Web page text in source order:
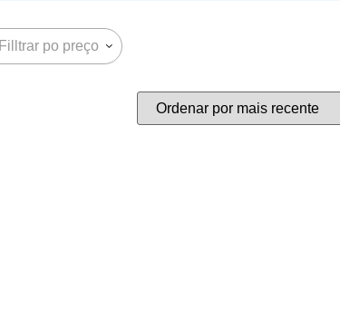
Filltrar po preço